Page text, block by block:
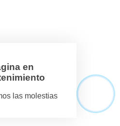
en
las molestias